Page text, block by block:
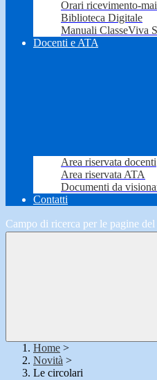
Orari ricevimento-
Biblioteca Digitale
Manuali ClasseViva
Docenti e ATA
Area riservata docenti
Area riservata ATA
Documenti da
Contatti
Campo di ricerca per le pagine del
Home >
Novità >
Le circolari